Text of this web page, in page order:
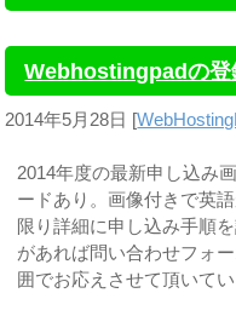
Webhostingpadの登
2014年5月28日 [
2014年度の最新申し込み
ードあり。画像付きで英
限り詳細に申し込み手順
があれば問い合わせフォ
囲でお応えさせて頂いてい